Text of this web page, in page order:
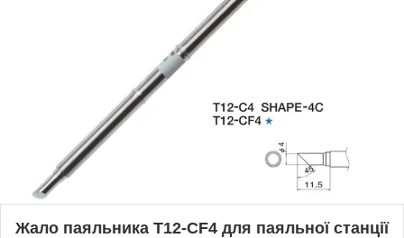
Жало паяльника T12-CF4 для паяльної станції